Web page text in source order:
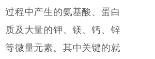
过程中产生的氨基酸、蛋白
质及大量的钾、镁、钙、锌
等微量元素。其中关键的就